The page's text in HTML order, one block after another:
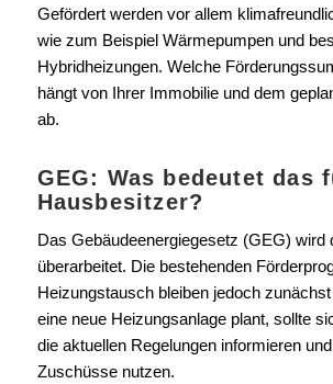
Gefördert werden vor allem
wie zum Beispiel Wärmepumpen und
Hybridheizungen. Welche
hängt von Ihrer Immobilie und dem
ab.
GEG: Was bedeutet das
Hausbesitzer?
Das Gebäudeenergiegesetz (GEG) wird
überarbeitet. Die bestehenden
Heizungstausch bleiben jedoch
eine neue Heizungsanlage plant, sollte
die aktuellen Regelungen informieren
Zuschüsse nutzen.